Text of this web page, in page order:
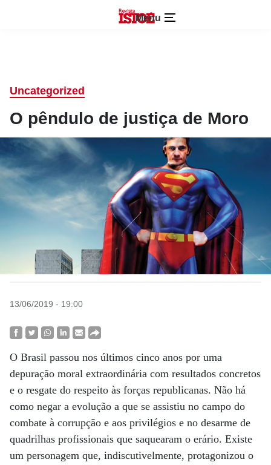
Menu
Uncategorized
O pêndulo de justiça de Moro
13/06/2019 - 19:00
O Brasil passou nos últimos cinco anos por uma
depuração moral extraordinária com resultados concretos
e o resgate do respeito às forças republicanas. Não há
como negar a evolução a que se assistiu no campo do
combate à corrupção e aos privilégios e no desarme de
quadrilhas profissionais que saquearam o erário. Existe
um personagem que, indiscutivelmente, protagonizou o